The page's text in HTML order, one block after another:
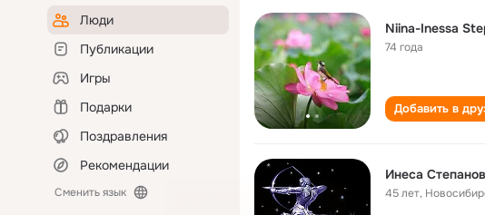
Люди
Публикации
Игры
Подарки
Поздравления
Рекомендации
Сменить язык
Niina-Inessa
74 года
Добавить в
Инеса
45 лет,